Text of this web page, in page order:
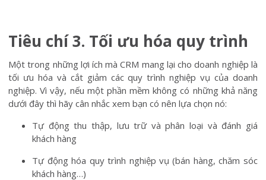
Tiêu chí 3. Tối ưu hóa quy trình
Một trong những lợi ích mà CRM mang lại cho doanh nghiệp là
tối ưu hóa và cắt giảm các quy trình nghiệp vụ của doanh
nghiệp. Vì vậy, nếu một phần mềm không có những khả năng
dưới đây thì hãy cân nhắc xem bạn có nên lựa chọn nó:
Tự động thu thập, lưu trữ và phân loại và đánh giá
khách hàng
Tự động hóa quy trình nghiệp vụ (bán hàng, chăm sóc
khách hàng…)